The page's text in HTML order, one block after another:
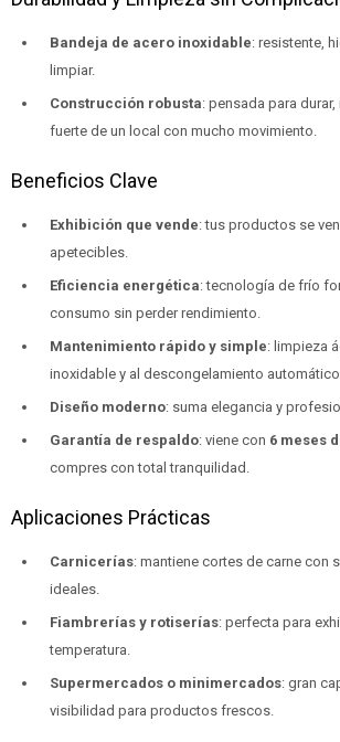
Bandeja de acero inoxidable: resistente,
limpiar.
Construcción robusta: pensada para
fuerte de un local con mucho movimiento.
Beneficios Clave
Exhibición que vende: tus productos se
apetecibles.
Eficiencia energética: tecnología de frío
consumo sin perder rendimiento.
Mantenimiento rápido y simple: limpieza
inoxidable y al descongelamiento automático.
Diseño moderno: suma elegancia y
Garantía de respaldo: viene con 6 meses
compres con total tranquilidad.
Aplicaciones Prácticas
Carnicerías: mantiene cortes de carne con
ideales.
Fiambrerías y rotiserías: perfecta para
temperatura.
Supermercados o minimercados: gran
visibilidad para productos frescos.